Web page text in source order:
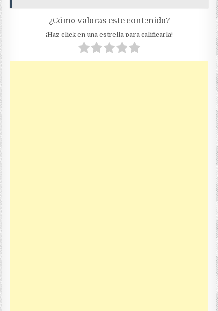
¿Cómo valoras este contenido?
¡Haz click en una estrella para calificarla!